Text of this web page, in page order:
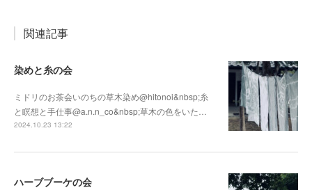
関連記事
染めと糸の会
ミドリのお茶会いのちの草木染め@hitonoi&nbsp;糸
と瞑想と手仕事@a.n.n_co&nbsp;草木の色をいた…
2024.10.23 13:22
ハーブブーケの会